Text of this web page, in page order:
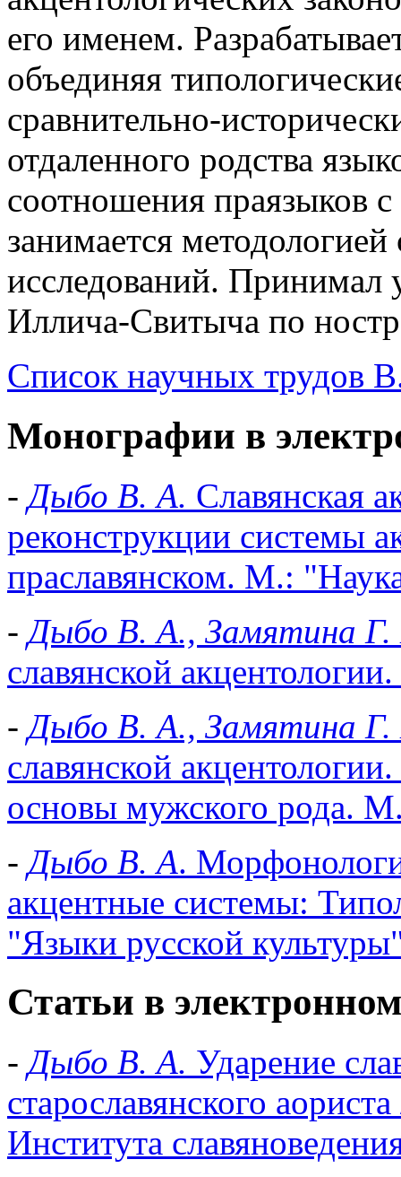
его именем.
объединяя
сравнительно-
отдаленного родства
соотношения праязыков
занимается
исследований. Принимал
Иллича-Свитыча по
Список научных трудов
Монографии в
- Дыбо В. А. Славянская
реконструкции системы
праславянском. М.:
- Дыбо В. А., Замятина
славянской
- Дыбо В. А., Замятина
славянской
основы мужского рода.
- Дыбо В. А.
акцентные системы:
"Языки русской
Статьи в
-Дыбо В. А. Ударение
старославянского
Института